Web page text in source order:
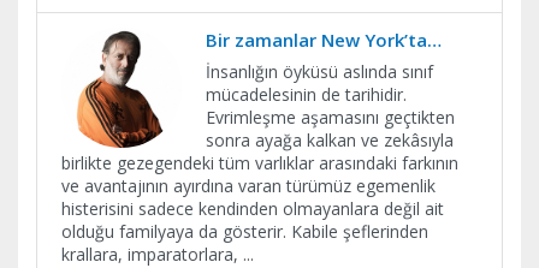
Bir zamanlar New York’ta…
İnsanlığın öyküsü aslında sınıf
mücadelesinin de tarihidir.
Evrimleşme aşamasını geçtikten
sonra ayağa kalkan ve zekâsıyla
birlikte gezegendeki tüm varlıklar arasındaki farkının
ve avantajının ayırdına varan türümüz egemenlik
histerisini sadece kendinden olmayanlara değil ait
olduğu familyaya da gösterir. Kabile şeflerinden
krallara, imparatorlara, ...